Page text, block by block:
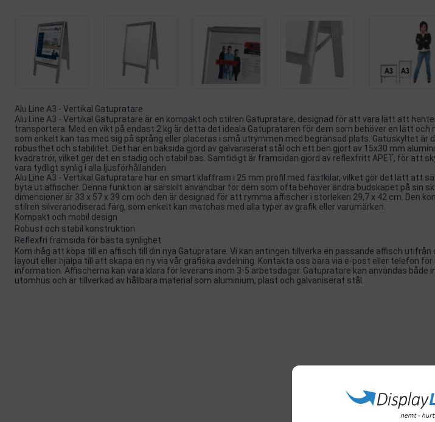
Alu Line A3 - Vertikal Gatupratare
Alu Line A3 - Vertikal Gatupratare är en kompakt och stilren Gatupratare, designad för att vara lätt att
transportera. Med en vikt på endast 2 kg är detta det ideala Gatuprataren för dem som behöver en lätt och
som enkelt kan tas med sig på språng eller placeras i små utrymmen med begränsad plats. Gatuskyltet är
robusthet och stabilitet. Det har en baksida gjord av galvaniserat stål och ett ben gjort av 15x30 mm
kvadratrör, vilket ger det en stadig och stabil bas. Samtidigt är framsidan gjord av reflexfritt APET, för att
vara tydligt synlig i alla ljusförhållanden.
Alu Line A3 - Vertikal Gatupratare har en smart klaffram i 25 mm profil med fästkilar, vilket gör det lätt att
byta ut affischer. Denna funktion är särskilt användbar för dem som ofta behöver ändra budskapet på sin
dimensioner är 33 x 57 x 39 cm och den är designad för att rymma affischer i storleken 29,7 x 42 cm. Den
stilren silveranodiserad färg, som enkelt kan matchas med alla typer av grafik eller varumärken.
Kompakt och mobil design
Robust och stabil konstruktion
Reflexfri framsida för bästa synlighet
Kom ihåg att köpa till en affisch till din nya Gatupratare. Vi kan antingen tillverka en passande affisch utifrån
layout eller hjälpa till att skapa en ny via vår grafiska avdelning. Kontakta oss bara via e-post eller telefon
information. Affischerna kan vara klara för leverans inom 3-5 arbetsdagar. Gatupratare kan användas både
utomhus och är tillverkad av hållbara material som aluminium, plast och galvaniserat stål.